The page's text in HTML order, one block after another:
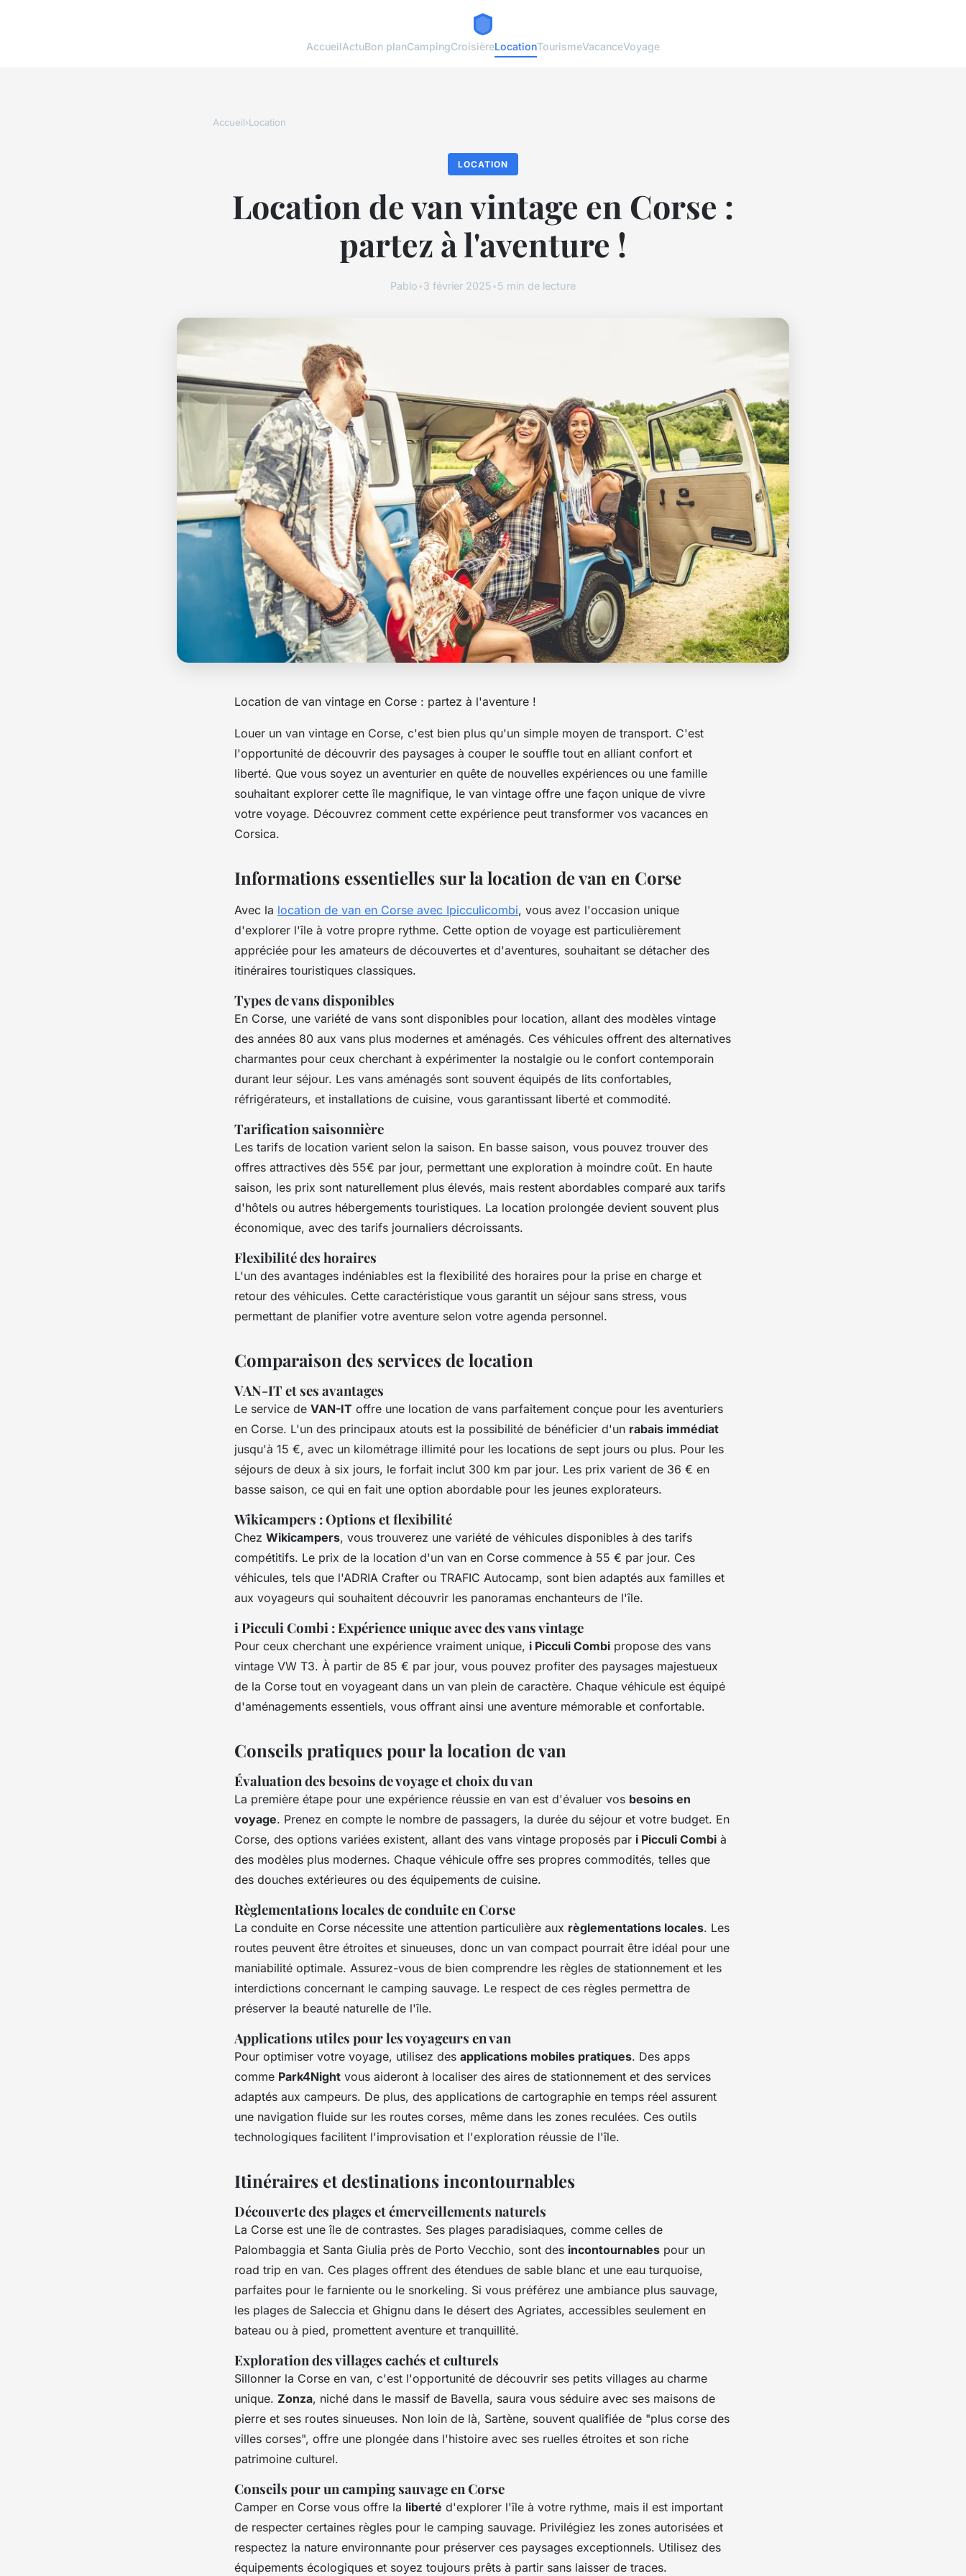
AccueilActuBon planCampingCroisièreLocationTourismeVacanceVoyage
Accueil›Location
LOCATION
Location de van vintage en Corse :
partez à l'aventure !
Pablo•3 février 2025•5 min de lecture
Location de van vintage en Corse : partez à l'aventure !
Louer un van vintage en Corse, c'est bien plus qu'un simple moyen de transport. C'est
l'opportunité de découvrir des paysages à couper le souffle tout en alliant confort et
liberté. Que vous soyez un aventurier en quête de nouvelles expériences ou une famille
souhaitant explorer cette île magnifique, le van vintage offre une façon unique de vivre
votre voyage. Découvrez comment cette expérience peut transformer vos vacances en
Corsica.
Informations essentielles sur la location de van en Corse
Avec la location de van en Corse avec Ipicculicombi, vous avez l'occasion unique
d'explorer l'île à votre propre rythme. Cette option de voyage est particulièrement
appréciée pour les amateurs de découvertes et d'aventures, souhaitant se détacher des
itinéraires touristiques classiques.
Types de vans disponibles
En Corse, une variété de vans sont disponibles pour location, allant des modèles vintage
des années 80 aux vans plus modernes et aménagés. Ces véhicules offrent des alternatives
charmantes pour ceux cherchant à expérimenter la nostalgie ou le confort contemporain
durant leur séjour. Les vans aménagés sont souvent équipés de lits confortables,
réfrigérateurs, et installations de cuisine, vous garantissant liberté et commodité.
Tarification saisonnière
Les tarifs de location varient selon la saison. En basse saison, vous pouvez trouver des
offres attractives dès 55€ par jour, permettant une exploration à moindre coût. En haute
saison, les prix sont naturellement plus élevés, mais restent abordables comparé aux tarifs
d'hôtels ou autres hébergements touristiques. La location prolongée devient souvent plus
économique, avec des tarifs journaliers décroissants.
Flexibilité des horaires
L'un des avantages indéniables est la flexibilité des horaires pour la prise en charge et
retour des véhicules. Cette caractéristique vous garantit un séjour sans stress, vous
permettant de planifier votre aventure selon votre agenda personnel.
Comparaison des services de location
VAN-IT et ses avantages
Le service de VAN-IT offre une location de vans parfaitement conçue pour les aventuriers
en Corse. L'un des principaux atouts est la possibilité de bénéficier d'un rabais immédiat
jusqu'à 15 €, avec un kilométrage illimité pour les locations de sept jours ou plus. Pour les
séjours de deux à six jours, le forfait inclut 300 km par jour. Les prix varient de 36 € en
basse saison, ce qui en fait une option abordable pour les jeunes explorateurs.
Wikicampers : Options et flexibilité
Chez Wikicampers, vous trouverez une variété de véhicules disponibles à des tarifs
compétitifs. Le prix de la location d'un van en Corse commence à 55 € par jour. Ces
véhicules, tels que l'ADRIA Crafter ou TRAFIC Autocamp, sont bien adaptés aux familles et
aux voyageurs qui souhaitent découvrir les panoramas enchanteurs de l'île.
i Picculi Combi : Expérience unique avec des vans vintage
Pour ceux cherchant une expérience vraiment unique, i Picculi Combi propose des vans
vintage VW T3. À partir de 85 € par jour, vous pouvez profiter des paysages majestueux
de la Corse tout en voyageant dans un van plein de caractère. Chaque véhicule est équipé
d'aménagements essentiels, vous offrant ainsi une aventure mémorable et confortable.
Conseils pratiques pour la location de van
Évaluation des besoins de voyage et choix du van
La première étape pour une expérience réussie en van est d'évaluer vos besoins en
voyage. Prenez en compte le nombre de passagers, la durée du séjour et votre budget. En
Corse, des options variées existent, allant des vans vintage proposés par i Picculi Combi à
des modèles plus modernes. Chaque véhicule offre ses propres commodités, telles que
des douches extérieures ou des équipements de cuisine.
Règlementations locales de conduite en Corse
La conduite en Corse nécessite une attention particulière aux règlementations locales. Les
routes peuvent être étroites et sinueuses, donc un van compact pourrait être idéal pour une
maniabilité optimale. Assurez-vous de bien comprendre les règles de stationnement et les
interdictions concernant le camping sauvage. Le respect de ces règles permettra de
préserver la beauté naturelle de l'île.
Applications utiles pour les voyageurs en van
Pour optimiser votre voyage, utilisez des applications mobiles pratiques. Des apps
comme Park4Night vous aideront à localiser des aires de stationnement et des services
adaptés aux campeurs. De plus, des applications de cartographie en temps réel assurent
une navigation fluide sur les routes corses, même dans les zones reculées. Ces outils
technologiques facilitent l'improvisation et l'exploration réussie de l'île.
Itinéraires et destinations incontournables
Découverte des plages et émerveillements naturels
La Corse est une île de contrastes. Ses plages paradisiaques, comme celles de
Palombaggia et Santa Giulia près de Porto Vecchio, sont des incontournables pour un
road trip en van. Ces plages offrent des étendues de sable blanc et une eau turquoise,
parfaites pour le farniente ou le snorkeling. Si vous préférez une ambiance plus sauvage,
les plages de Saleccia et Ghignu dans le désert des Agriates, accessibles seulement en
bateau ou à pied, promettent aventure et tranquillité.
Exploration des villages cachés et culturels
Sillonner la Corse en van, c'est l'opportunité de découvrir ses petits villages au charme
unique. Zonza, niché dans le massif de Bavella, saura vous séduire avec ses maisons de
pierre et ses routes sinueuses. Non loin de là, Sartène, souvent qualifiée de "plus corse des
villes corses", offre une plongée dans l'histoire avec ses ruelles étroites et son riche
patrimoine culturel.
Conseils pour un camping sauvage en Corse
Camper en Corse vous offre la liberté d'explorer l'île à votre rythme, mais il est important
de respecter certaines règles pour le camping sauvage. Privilégiez les zones autorisées et
respectez la nature environnante pour préserver ces paysages exceptionnels. Utilisez des
équipements écologiques et soyez toujours prêts à partir sans laisser de traces.